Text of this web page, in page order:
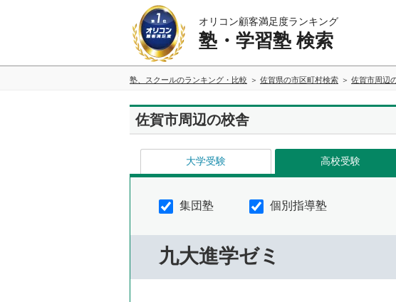
オリコン顧客満足度ランキング
塾・学習塾 検索
塾、スクールのランキング・比較 佐賀県の市区町村検索 佐賀市周辺
佐賀市周辺の校舎
大学受験 高校受験
集団塾 個別指導塾
九大進学ゼミ